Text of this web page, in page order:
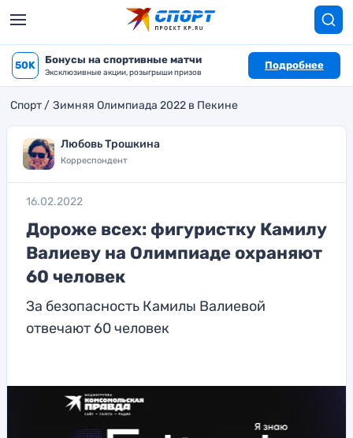
50K Бонусы на спортивные матчи
Эксклюзивные акции, розыгрыши призов
Подробнее
Спорт Зимняя Олимпиада 2022 в Пекине
Любовь Трошкина
Корреспондент
16.02.2022
Дороже всех: фигуристку Камилу
Валиеву на Олимпиаде охраняют
60 человек
За безопасность Камилы Валиевой
отвечают 60 человек